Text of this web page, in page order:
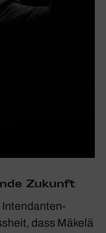
Zukunft
Intendanten-
dass Mäkelä